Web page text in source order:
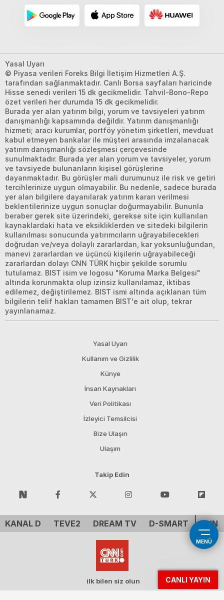
MENÜ
CANLI YAYIN
Yasal Uyarı
© Piyasa verileri Foreks Bilgi İletişim Hizmetleri A.Ş.
tarafından sağlanmaktadır. Canlı Borsa sayfaları haricinde
Hisse senedi verileri 15 dk gecikmelidir. Tahvil-Bono-Repo
özet verileri her durumda 15 dk gecikmelidir.
Burada yer alan yatırım bilgi, yorum ve tavsiyeleri yatırım
danışmanlığı kapsamında değildir. Yatırım danışmanlığı
hizmeti; aracı kurumlar, portföy yönetim şirketleri, mevduat
kabul etmeyen bankalar ile müşteri arasında imzalanacak
yatırım danışmanlığı sözleşmesi çerçevesinde
sunulmaktadır. Burada yer alan yorum ve tavsiyeler, yorum
ve tavsiyede bulunanların kişisel görüşlerine
dayanmaktadır. Bu görüşler mali durumunuz ile risk ve getiri
tercihlerinize uygun olmayabilir. Bu nedenle, sadece burada
yer alan bilgilere dayanılarak yatırım kararı verilmesi
beklentilerinize uygun sonuçlar doğurmayabilir. Bununla
beraber gerek site üzerindeki, gerekse site için kullanılan
kaynaklardaki hata ve eksikliklerden ve sitedeki bilgilerin
kullanılması sonucunda yatırımcıların uğrayabilecekleri
doğrudan ve/veya dolaylı zararlardan, kar yoksunluğundan,
manevi zararlardan ve üçüncü kişilerin uğrayabileceği
zararlardan dolayı CNN TÜRK hiçbir şekilde sorumlu
tutulamaz. BIST isim ve logosu "Koruma Marka Belgesi"
altında korunmakta olup izinsiz kullanılamaz, iktibas
edilemez, değiştirilemez. BIST ismi altında açıklanan tüm
bilgilerin telif hakları tamamen BIST'e ait olup, tekrar
yayınlanamaz.
Yasal Uyarı
Kullanım ve Gizlilik
Künye
İnsan Kaynakları
Veri Politikası
İzleyici Temsilcisi
Bize Ulaşın
Ulaşım
Takip Edin
KANAL D TEVE2 DREAM TV D-SMART CNN
ilk bilen siz olun